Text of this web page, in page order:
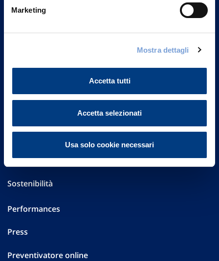
Marketing
Mostra dettagli
Accetta tutti
Accetta selezionati
Usa solo cookie necessari
Vittoria Assicurazioni S.p.A.
Part. IVA 01329510158
FAQ
Altre informazioni
Sostenibilità
Performances
Press
Preventivatore online